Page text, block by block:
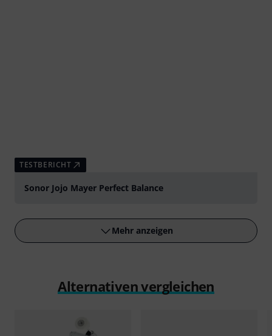
TESTBERICHT
Sonor Jojo Mayer Perfect Balance
Mehr anzeigen
Alternativen vergleichen